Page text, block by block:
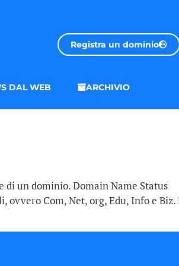
Registra un dominio
DAL WEB ARCHIVIO
un dominio. Domain Name Status
Com, Net, org, Edu, Info e Biz.